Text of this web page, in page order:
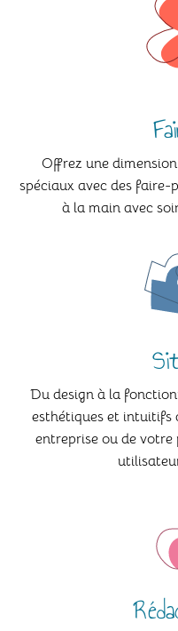
Offrez une
spéciaux avec des faire-
à la main avec
Du design à la
esthétiques et intuitifs
entreprise ou de